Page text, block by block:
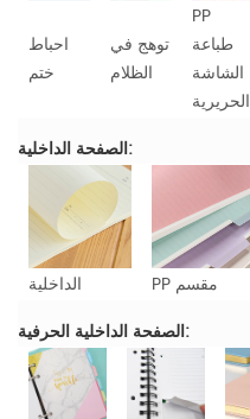
احباط
ختم
توهج في
الظلام
PP
طباعة
الشاشة
الحريرية
الصفحة الداخلية:
الداخلية PP مقسم
الصفحة الداخلية الحرفية: